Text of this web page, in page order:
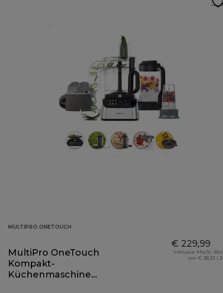
MULTIPRO ONETOUCH
MultiPro OneTouch
Kompakt-
Küchenmaschine
€ 229,99
Inklusive MwSt.-
von € 38,33 (